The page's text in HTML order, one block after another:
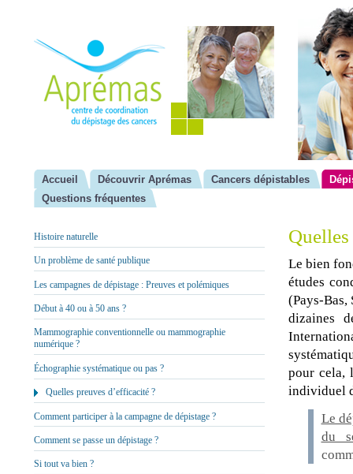
Accueil Découvrir Aprémas Cancers dépistables
Questions fréquentes
Histoire naturelle
Un problème de santé publique
Les campagnes de dépistage : Preuves et polémiques
Début à 40 ou à 50 ans ?
Mammographie conventionnelle ou mammographie
numérique ?
Échographie systématique ou pas ?
Quelles preuves d’efficacité ?
Comment participer à la campagne de dépistage ?
Comment se passe un dépistage ?
Si tout va bien ?
Le bien
études
(Pays-Bas,
dizaines
pour cela,
individuel
Le
du